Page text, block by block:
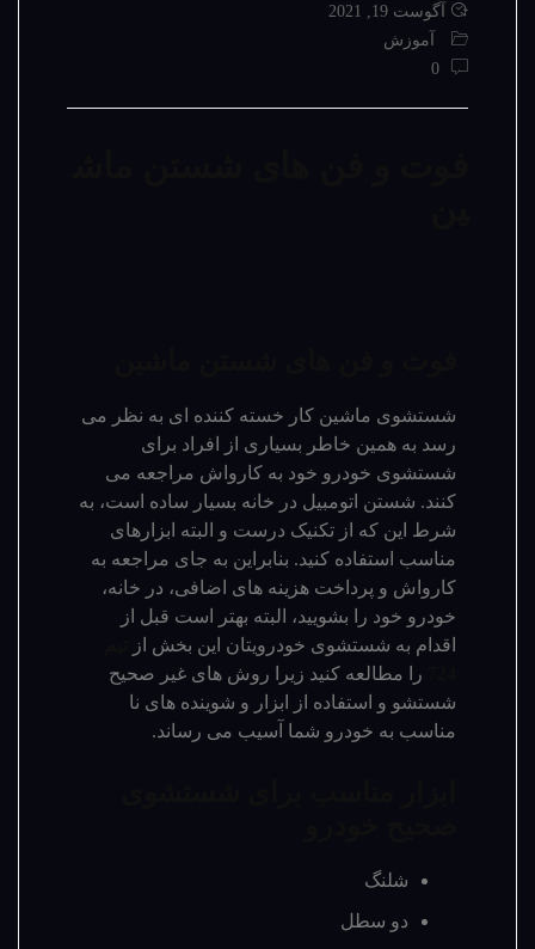
آگوست 19, 2021
آموزش
0
شستشوی ماشین کار خسته کننده ای به نظر می
رسد به همین خاطر بسیاری از افراد برای
شستشوی خودرو خود به کارواش مراجعه می
کنند. شستن اتومبیل در خانه بسیار ساده است، به
شرط این که از تکنیک درست و البته ابزارهای
مناسب استفاده کنید. بنابراین به جای مراجعه به
کارواش و پرداخت هزینه های اضافی، در خانه،
خودرو خود را بشویید، البته بهتر است قبل از
اقدام به شستشوی خودرویتان این بخش از
را مطالعه کنید زیرا روش های غیر صحیح
شستشو و استفاده از ابزار و شوینده های نا
مناسب به خودرو شما آسیب می رساند.
شلنگ
دو سطل